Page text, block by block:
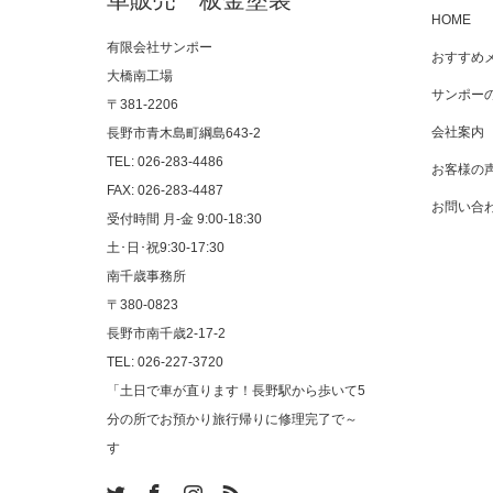
HOME
おすすめ
サンポー
会社案内
お客様の
お問い合
有限会社サンポー
大橋南工場
〒381-2206
長野市青木島町綱島643-2
TEL: 026-283-4486
FAX: 026-283-4487
受付時間 月-金 9:00-18:30
土･日･祝9:30-17:30
南千歳事務所
〒380-0823
長野市南千歳2-17-2
TEL: 026-227-3720
「土日で車が直ります！長野駅から歩いて5
分の所でお預かり旅行帰りに修理完了で～
す